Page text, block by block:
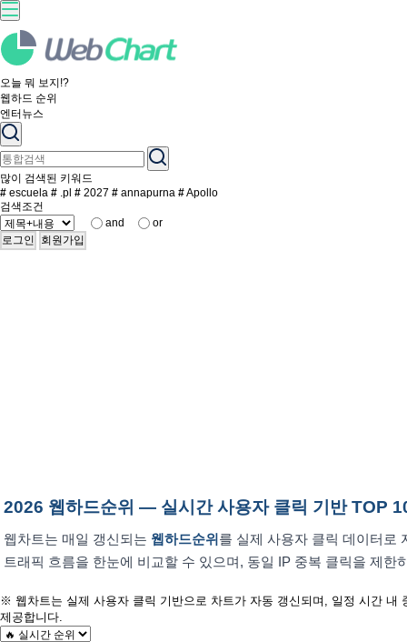
오늘 뭐 보지!?
웹하드 순위
엔터뉴스
많이 검색된 키워드
# escuela # .pl # 2027 # annapurna #Apollo
검색조건
and
or
로그인
회원가입
2026 웹하드순위 — 실시간 사용자 클릭 기반 TOP
웹차트는 매일 갱신되는 웹하드순위를 실제 사용자 클릭 데이터로
트래픽 흐름을 한눈에 비교할 수 있으며, 동일 IP 중복 클릭을 제
※ 웹차트는 실제 사용자 클릭 기반으로 차트가 자동 갱신되며, 일정 시간
제공합니다.